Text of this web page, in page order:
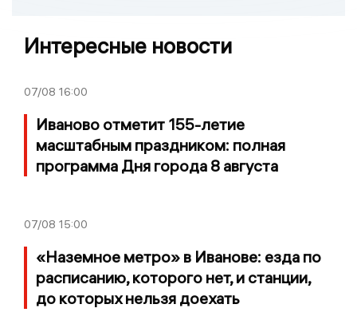
Интересные новости
07/08 16:00
Иваново отметит 155-летие
масштабным праздником: полная
программа Дня города 8 августа
07/08 15:00
«Наземное метро» в Иванове: езда по
расписанию, которого нет, и станции,
до которых нельзя доехать